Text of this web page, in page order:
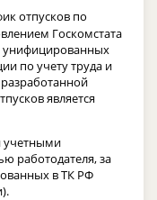
отпусков по
Госкомстата
унифицированных
по учету труда и
является
учетными
работодателя, за
в ТК РФ